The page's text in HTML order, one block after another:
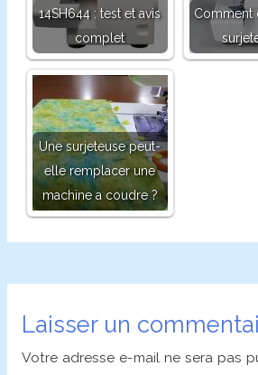
14SH644 : test et avis
complet
Comment
Une surjeteuse peut-
elle remplacer une
machine a coudre ?
Navigation
l’article
Laisser un
Votre adresse e-mail ne sera pas